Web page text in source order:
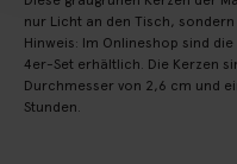
nur Licht an den Tisch,
Hinweis: Im Onlineshop sind
4er-Set erhältlich. Die Kerzen
Durchmesser von 2,6 cm und
Stunden.